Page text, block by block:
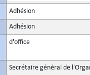
Adhésion
Adhésion
d'office
Secrétaire général de